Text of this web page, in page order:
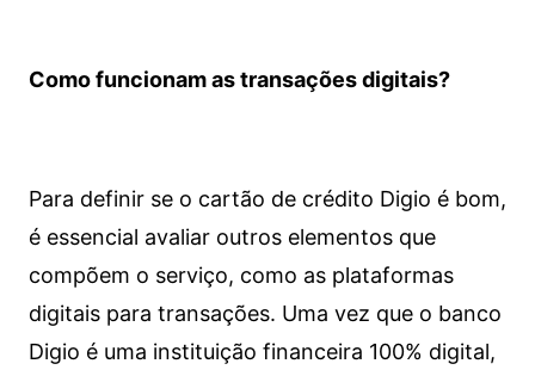
Como funcionam as transações digitais?
Para definir se o cartão de crédito Digio é bom,
é essencial avaliar outros elementos que
compõem o serviço, como as plataformas
digitais para transações. Uma vez que o banco
Digio é uma instituição financeira 100% digital,